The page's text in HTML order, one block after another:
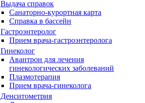
Выдача справок
Санаторно-курортная карта
Справка в бассейн
Гастроэнтеролог
Прием врача-гастроэнтеролога
Гинеколог
Авантрон для лечения
гинекологических заболеваний
Плазмотерапия
Прием врача-гинеколога
Денситометрия